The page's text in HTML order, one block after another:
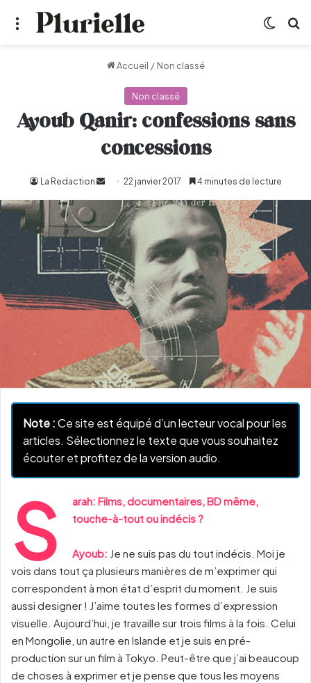
Menu
Accueil / Non classé
Non classé
Ayoub Qanir: confessions sans
concessions
La Redaction
Envoyer
un
courriel
22 janvier 2017 4 minutes de lecture
Note :Ce site est équipé d’un lecteur vocal pour les
articles. Sélectionnez le texte que vous souhaitez
écouter et profitez de la version audio.
S
arah: Films, documentaires, BD même,
touche-à-tout ou indécis ?
Ayoub: Je ne suis pas du tout indécis. Moi je
vois dans tout ça plusieurs manières de m’exprimer qui
correspondent à mon état d’esprit du moment. Je suis
aussi designer ! J’aime toutes les formes d’expression
visuelle. Aujourd’hui, je travaille sur trois films à la fois. Celui
en Mongolie, un autre en Islande et je suis en pré-
production sur un film à Tokyo. Peut-être que j’ai beaucoup
de choses à exprimer et je pense que tous les moyens